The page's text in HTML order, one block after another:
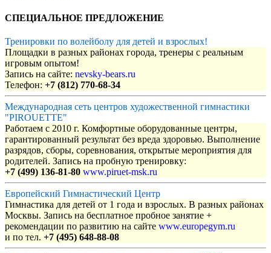
СПЕЦИАЛЬНОЕ ПРЕДЛОЖЕНИЕ
Тренировки по волейболу для детей и взрослых!
Площадки в разных районах города, тренеры с реальным
игровым опытом!
Запись на сайте: nevsky-bears.ru
Телефон: +7 (812) 770-68-34
Международная сеть центров художественной гимнастики
"PIROUETTE"
Работаем с 2010 г. Комфортные оборудованные центры,
гарантированный результат без вреда здоровью. Выполнение
разрядов, сборы, соревнования, открытые мероприятия для
родителей. Запись на пробную тренировку:
+7 (499) 136-81-80 www.piruet-msk.ru
Европейский Гимнастический Центр
Гимнастика для детей от 1 года и взрослых. В разных районах
Москвы. Запись на бесплатное пробное занятие +
рекомендации по развитию на сайте www.europegym.ru
и по тел. +7 (495) 648-88-08